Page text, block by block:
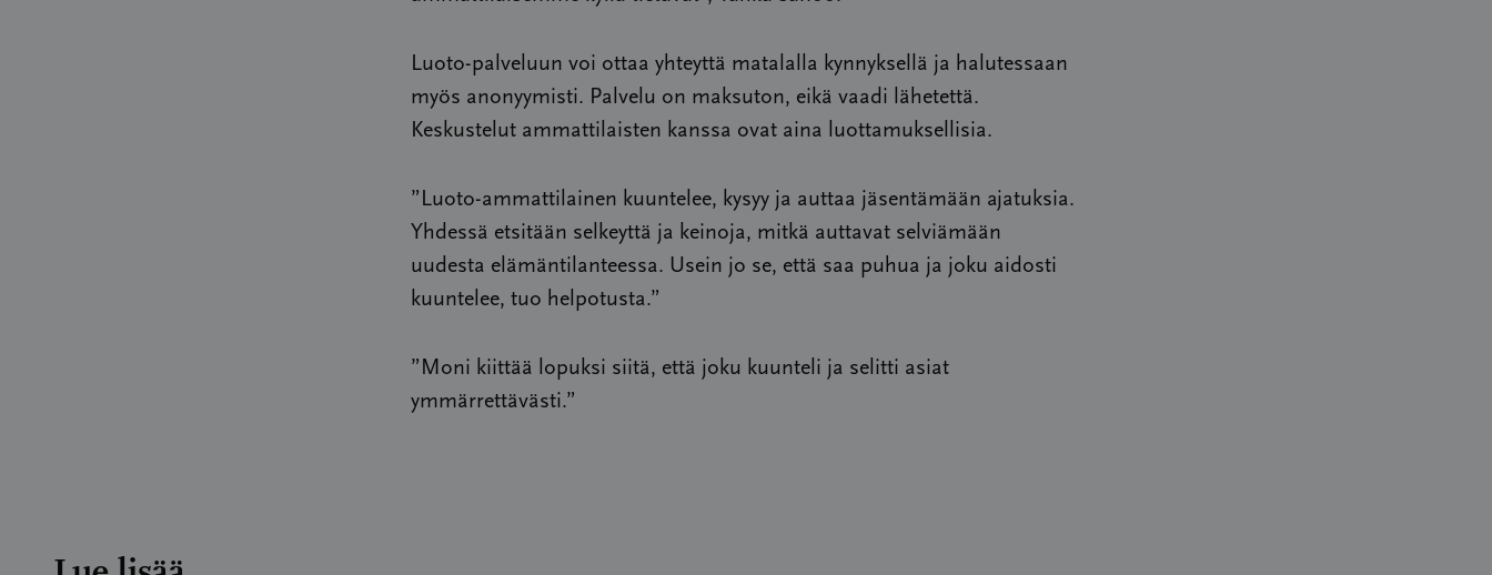
Luoto-palveluun voi ottaa yhteyttä matalalla kynnyksellä ja halutessaan
myös anonyymisti. Palvelu on maksuton, eikä vaadi lähetettä.
Keskustelut ammattilaisten kanssa ovat aina luottamuksellisia.
”Luoto-ammattilainen kuuntelee, kysyy ja auttaa jäsentämään ajatuksia.
Yhdessä etsitään selkeyttä ja keinoja, mitkä auttavat selviämään
uudesta elämäntilanteessa. Usein jo se, että saa puhua ja joku aidosti
kuuntelee, tuo helpotusta.”
”Moni kiittää lopuksi siitä, että joku kuunteli ja selitti asiat
ymmärrettävästi.”